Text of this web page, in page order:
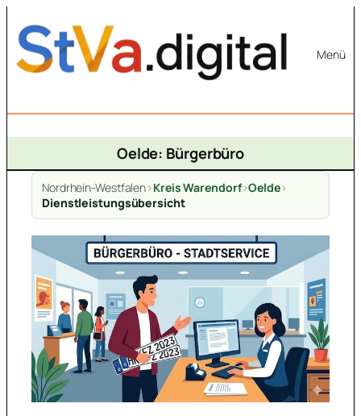
Inhalt
springen
Menü
Oelde: Bürgerbüro
Nordrhein-Westfalen>Kreis Warendorf>Oelde>
Dienstleistungsübersicht